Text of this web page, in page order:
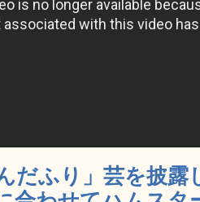
だふり」芸を披